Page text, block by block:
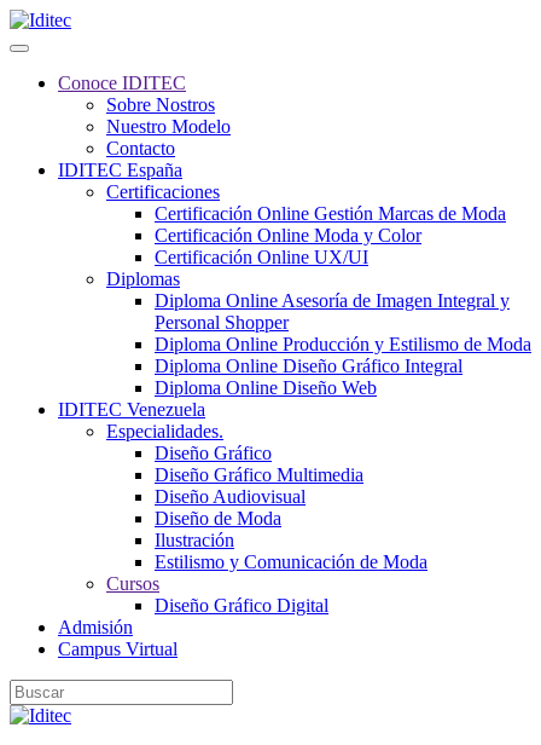
Conoce IDITEC
Sobre Nostros
Nuestro Modelo
Contacto
IDITEC España
Certificaciones
Certificación Online Gestión Marcas de Moda
Certificación Online Moda y Color
Certificación Online UX/UI
Diplomas
Diploma Online Asesoría de Imagen Integral y
Personal Shopper
Diploma Online Producción y Estilismo de Moda
Diploma Online Diseño Gráfico Integral
Diploma Online Diseño Web
IDITEC Venezuela
Especialidades.
Diseño Gráfico
Diseño Gráfico Multimedia
Diseño Audiovisual
Diseño de Moda
Ilustración
Estilismo y Comunicación de Moda
Cursos
Diseño Gráfico Digital
Admisión
Campus Virtual